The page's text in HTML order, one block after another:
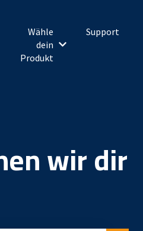
Wähle
dein
Produkt
Untermenü für
Support
wir dir